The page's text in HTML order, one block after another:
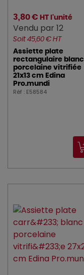
3,80 € HT l'unité
Vendu par 12
Soit 45,60 € HT
Assiette plate
rectangulaire blanc
porcelaine vitrifiée
21x13 cm Edina
Pro.mundi
Réf : E58584